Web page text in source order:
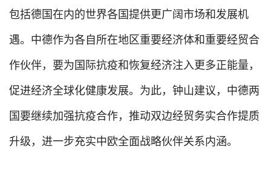
包括德国在内的世界各国提供更广阔市场和发展机
遇。中德作为各自所在地区重要经济体和重要经贸合
作伙伴，要为国际抗疫和恢复经济注入更多正能量，
促进经济全球化健康发展。为此，钟山建议，中德两
国要继续加强抗疫合作，推动双边经贸务实合作提质
升级，进一步充实中欧全面战略伙伴关系内涵。